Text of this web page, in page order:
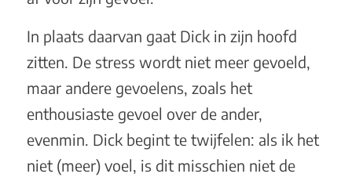
In plaats daarvan gaat Dick in zijn hoofd
zitten. De stress wordt niet meer gevoeld,
maar andere gevoelens, zoals het
enthousiaste gevoel over de ander,
evenmin. Dick begint te twijfelen: als ik het
niet (meer) voel, is dit misschien niet de